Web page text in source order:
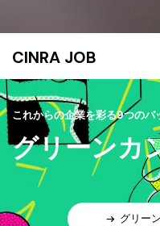
CINRA JOB
これからの企業を彩る9つのバ
グリーンカ
グリー